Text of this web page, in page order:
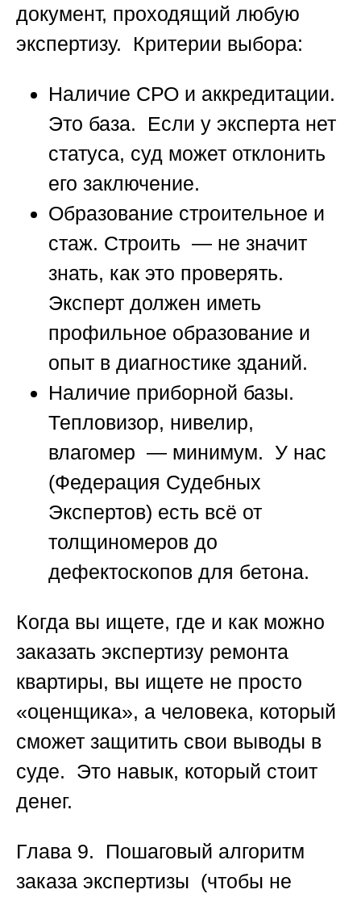
документ, проходящий любую
экспертизу. Критерии выбора:
Наличие СРО и аккредитации.
Это база. Если у эксперта нет
статуса, суд может отклонить
его заключение.
Образование строительное и
стаж. Строить — не значит
знать, как это проверять.
Эксперт должен иметь
профильное образование и
опыт в диагностике зданий.
Наличие приборной базы.
Тепловизор, нивелир,
влагомер — минимум. У нас
(Федерация Судебных
Экспертов) есть всё от
толщиномеров до
дефектоскопов для бетона.
Когда вы ищете, где и как можно
заказать экспертизу ремонта
квартиры, вы ищете не просто
«оценщика», а человека, который
сможет защитить свои выводы в
суде. Это навык, который стоит
денег.
Глава 9. Пошаговый алгоритм
заказа экспертизы (чтобы не